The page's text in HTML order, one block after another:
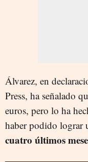
Álvarez, en
Press, ha señalado
euros, pero lo ha
haber podido lograr
cuatro últimos